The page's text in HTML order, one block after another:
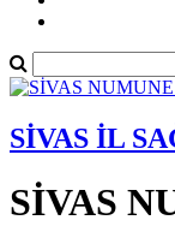
SİVAS İL
SİVAS